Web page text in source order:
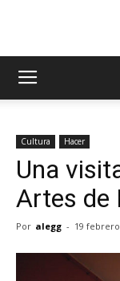
Cultura Hacer
Una
Artes de
Por alegg - 19